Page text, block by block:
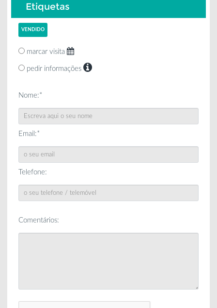
Etiquetas
VENDIDO
marcar visita
pedir informações
Nome:*
Email:*
Telefone:
Comentários: